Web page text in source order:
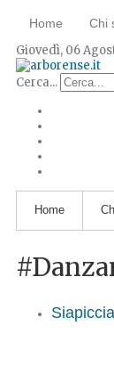
Home Chi
Giovedì, 06
Cerca...
Home